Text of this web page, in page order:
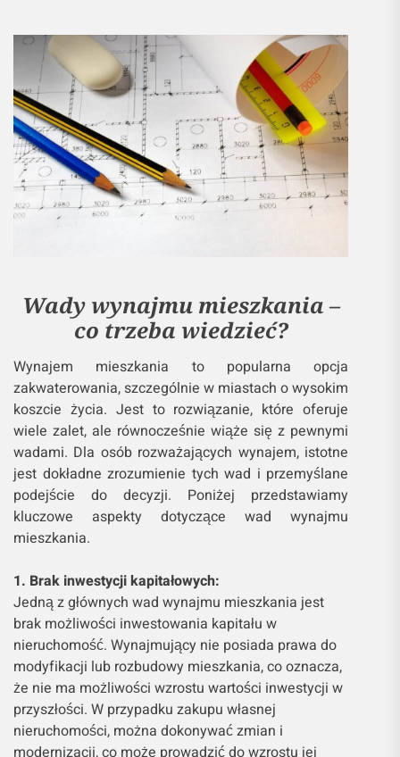
Wady wynajmu mieszkania –
co trzeba wiedzieć?
Wynajem mieszkania to popularna opcja
zakwaterowania, szczególnie w miastach o wysokim
koszcie życia. Jest to rozwiązanie, które oferuje
wiele zalet, ale równocześnie wiąże się z pewnymi
wadami. Dla osób rozważających wynajem, istotne
jest dokładne zrozumienie tych wad i przemyślane
podejście do decyzji. Poniżej przedstawiamy
kluczowe aspekty dotyczące wad wynajmu
mieszkania.
1. Brak inwestycji kapitałowych:
Jedną z głównych wad wynajmu mieszkania jest
brak możliwości inwestowania kapitału w
nieruchomość. Wynajmujący nie posiada prawa do
modyfikacji lub rozbudowy mieszkania, co oznacza,
że nie ma możliwości wzrostu wartości inwestycji w
przyszłości. W przypadku zakupu własnej
nieruchomości, można dokonywać zmian i
modernizacji, co może prowadzić do wzrostu jej